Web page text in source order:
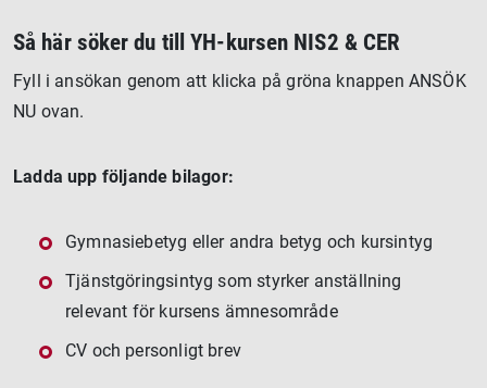
Så här söker du till YH-kursen NIS2 & CER
Fyll i ansökan genom att klicka på gröna knappen ANSÖK
NU ovan.
Ladda upp följande bilagor:
Gymnasiebetyg eller andra betyg och kursintyg
Tjänstgöringsintyg som styrker anställning
relevant för kursens ämnesområde
CV och personligt brev